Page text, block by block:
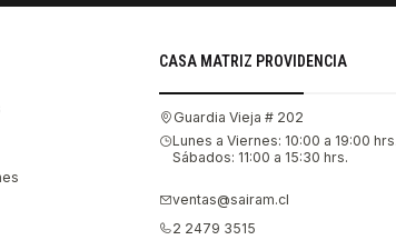
CASA MATRIZ PROVIDENCIA
Guardia Vieja # 202
Lunes a Viernes: 10:00 a 19:00
Sábados: 11:00 a 15:30 hrs.
ventas@sairam.cl
2 2479 3515